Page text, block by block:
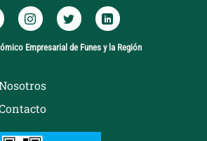
Empresarial de Funes y la Región